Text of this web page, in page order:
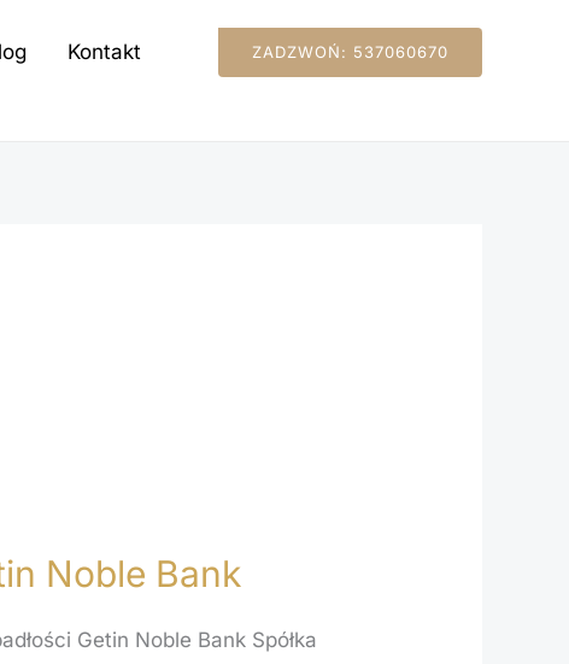
Kontakt ZADZWOŃ: 537060670
Noble Bank
Getin Noble Bank Spółka